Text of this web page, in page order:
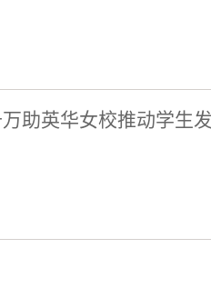
助英华女校推动学生